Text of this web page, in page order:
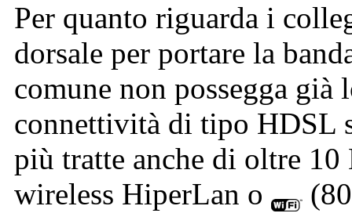
Per quanto riguarda i
dorsale per portare la
comune non possegga già
connettività di tipo HDSL
più tratte anche di oltre
wireless HiperLan o